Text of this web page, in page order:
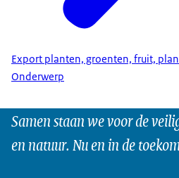
Export planten, groenten, fruit,
Onderwerp
Samen staan we voor de
en natuur. Nu en in de